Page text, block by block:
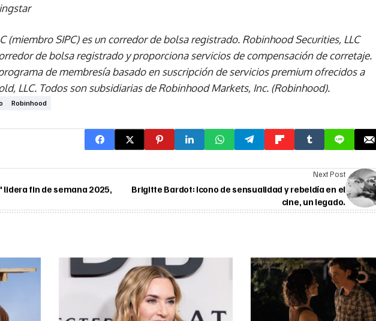
(miembro SIPC) es un corredor de bolsa registrado. Robinhood Securities, LLC
de bolsa registrado y proporciona servicios de compensación de corretaje.
de membresía basado en suscripción de servicios premium ofrecidos a
LLC. Todos son subsidiarias de Robinhood Markets, Inc. (Robinhood).
Robinhood
lidera fin de semana 2025,
Next Post
Brigitte Bardot: Icono de sensualidad y rebeldía en el
cine, un legado.